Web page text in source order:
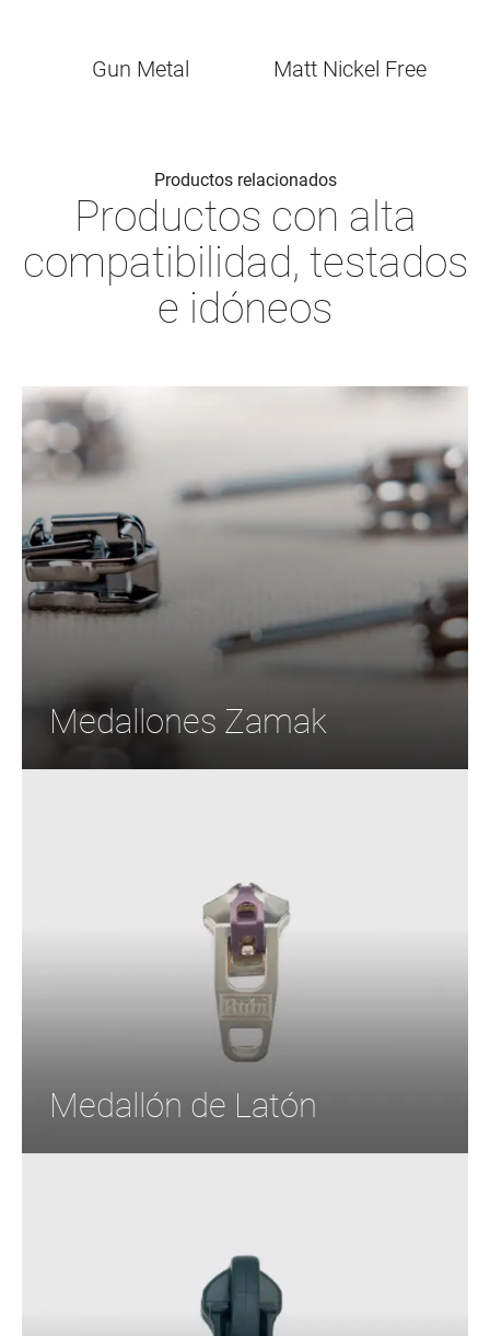
Gun Metal Matt Nickel Free
Productos relacionados
Productos con alta
compatibilidad, testados
e idóneos
Medallones Zamak
Medallón de Latón